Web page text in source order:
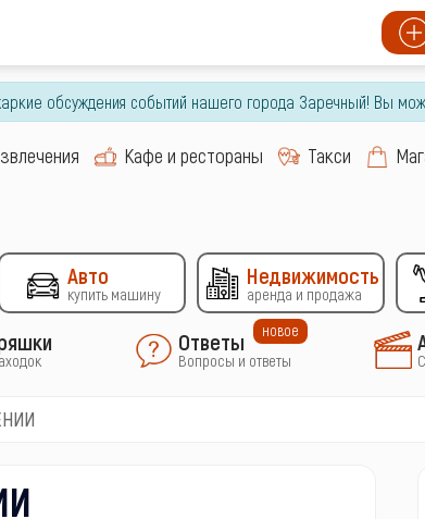
обсуждения событий нашего города Заречный! Вы
Кафе и рестораны Такси
Авто
купить машину
Недвижимость
аренда и продажа
Ответы
Вопросы и ответы
новое